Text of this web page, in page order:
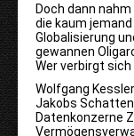
Doch dann
die kaum
Globalisierung
gewannen
Wer verbirgt
Wolfgang
Jakobs
Datenkonzerne